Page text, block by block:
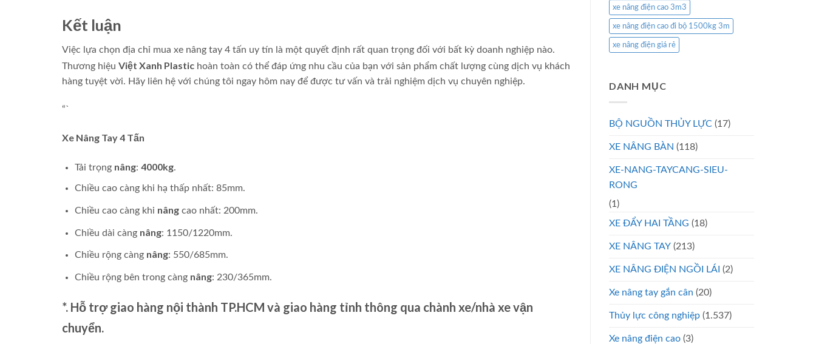
Kết luận
Việc lựa chọn địa chỉ mua xe nâng tay 4 tấn uy tín là một quyết định rất quan trọng đối với bất kỳ doanh nghiệp nào.
Thương hiệu Việt Xanh Plastic hoàn toàn có thể đáp ứng nhu cầu của bạn với sản phẩm chất lượng cùng dịch vụ khách
hàng tuyệt vời. Hãy liên hệ với chúng tôi ngay hôm nay để được tư vấn và trải nghiệm dịch vụ chuyên nghiệp.
“`
Xe Nâng Tay4 Tấn
Tải trọng nâng: 4000kg.
Chiều cao càng khi hạ thấp nhất: 85mm.
Chiều cao càng khi nângcao nhất: 200mm.
Chiều dài càng nâng: 1150/1220mm.
Chiều rộng càng nâng: 550/685mm.
Chiều rộng bên trong càng nâng: 230/365mm.
*. Hỗ trợ giao hàng nội thành TP.HCM và giao hàng tỉnh thông qua chành xe/nhà xe vận
chuyển.
xe nâng điện cao 3m3
xe nâng điện cao đi bộ 1500kg 3m
xe nâng điện giá rẻ
DANH MỤC
BỘ NGUỒN THỦY LỰC (17)
XE NÂNG BÀN (118)
XE-NANG-TAYCANG-SIEU-
RONG
(1)
XE ĐẨY HAI TẦNG (18)
XE NÂNG TAY (213)
XE NÂNG ĐIỆN NGỒI LÁI (2)
Xe nâng tay gắn cân (20)
Thủy lực công nghiệp (1.537)
Xe nâng điện cao (3)